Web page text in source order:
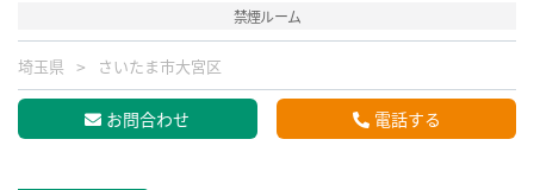
禁煙ルーム
埼玉県 さいたま市大宮区
お問合わせ 電話する